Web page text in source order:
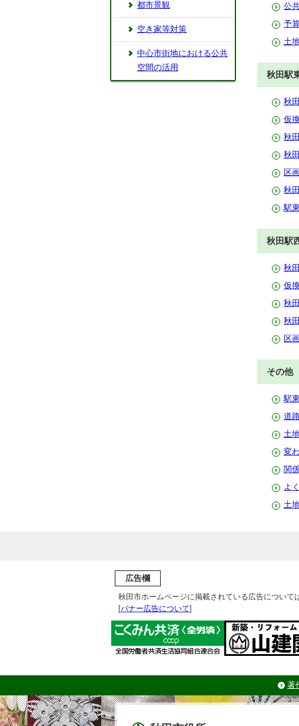
公
予
土
秋田駅
秋
仮
秋
秋
区
秋
駅
秋田駅
秋
仮
秋
秋
区
その他
駅
道
土
変
関
よ
土
都市景観
空き家等対策
中心市街地における公共
空間の活用
広告欄
秋田市ホームページに掲載されている広告について
[バナー広告について]
著